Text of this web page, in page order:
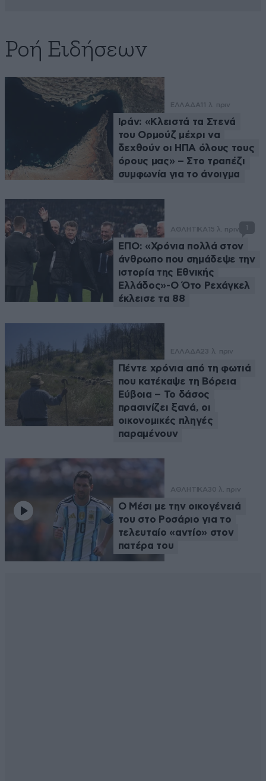
Ροή Ειδήσεων
ΕΛΛΑΔΑ 11 λ. πριν
Ιράν: «Κλειστά τα Στενά
του Ορμούζ μέχρι να
δεχθούν οι ΗΠΑ όλους τους
όρους μας» – Στο τραπέζι
συμφωνία για το άνοιγμα
ΑΘΛΗΤΙΚΑ 15 λ. πριν
ΕΠΟ: «Χρόνια πολλά στον
άνθρωπο που σημάδεψε την
ιστορία της Εθνικής
Ελλάδος»-Ο Ότο Ρεχάγκελ
έκλεισε τα 88
ΕΛΛΑΔΑ23 λ. πριν
Πέντε χρόνια από τη φωτιά
που κατέκαψε τη Βόρεια
Εύβοια – Το δάσος
πρασινίζει ξανά, οι
οικονομικές πληγές
παραμένουν
ΑΘΛΗΤΙΚΑ30 λ. πριν
Ο Μέσι με την οικογένειά
του στο Ροσάριο για το
τελευταίο «αντίο» στον
πατέρα του